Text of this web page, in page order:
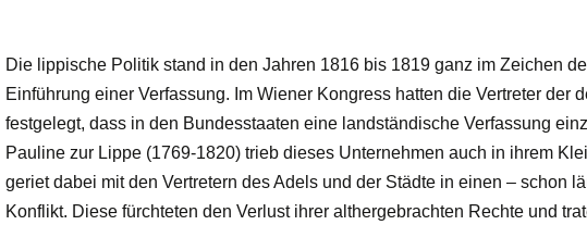
Die lippische Politik stand in den Jahren 1816 bis 1819 ganz im Zeichen
Einführung einer Verfassung. Im Wiener Kongress hatten die Vertreter der
festgelegt, dass in den Bundesstaaten eine landständische Verfassung
Pauline zur Lippe (1769-1820) trieb dieses Unternehmen auch in ihrem
geriet dabei mit den Vertretern des Adels und der Städte in einen – schon
Konflikt. Diese fürchteten den Verlust ihrer althergebrachten Rechte und